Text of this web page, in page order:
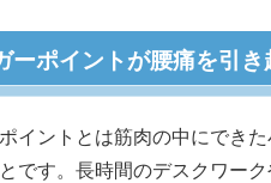
ーポイントが腰痛を引
イントとは筋肉の中にでき
です。長時間のデスクワー